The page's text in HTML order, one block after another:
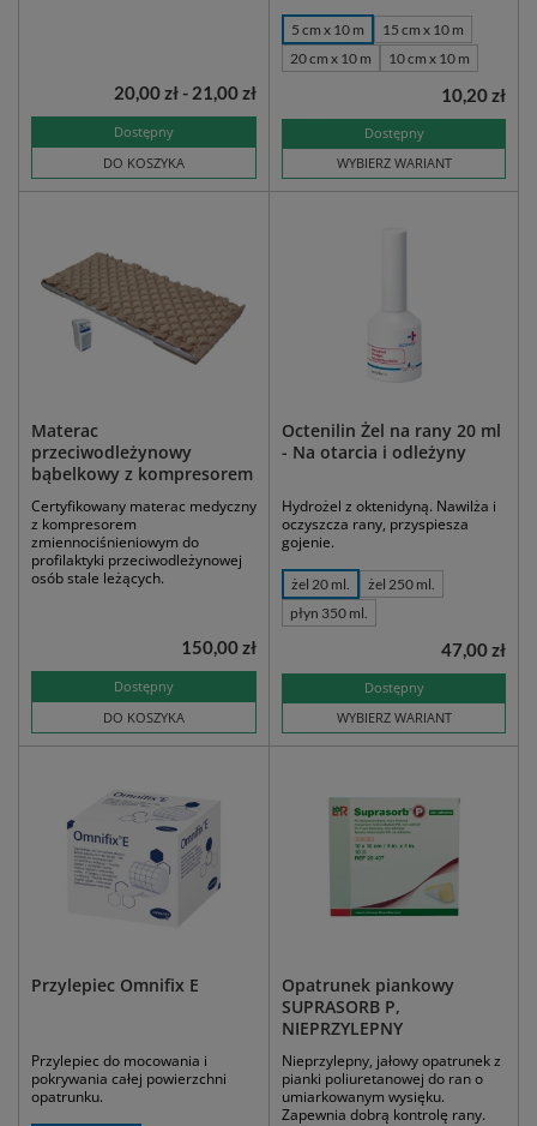
Dostępny
DO KOSZYKA
20,00 zł - 21,00 zł
5 cm x 10 m
15 cm x 10 m
20 cm x 10 m
10 cm x 10 m
Dostępny
WYBIERZ WARIANT
10,20 zł
Materac
przeciwodleżynowy
bąbelkowy z kompresorem
Certyfikowany materac medyczny
z kompresorem
zmiennociśnieniowym do
profilaktyki przeciwodleżynowej
osób stale leżących.
Dostępny
DO KOSZYKA
150,00 zł
Octenilin Żel na rany 20 ml
- Na otarcia i odleżyny
Hydrożel z oktenidyną. Nawilża i
oczyszcza rany, przyspiesza
gojenie.
żel 20 ml.
żel 250 ml.
płyn 350 ml.
Dostępny
WYBIERZ WARIANT
47,00 zł
Przylepiec Omnifix E
Przylepiec do mocowania i
pokrywania całej powierzchni
opatrunku.
Opatrunek piankowy
SUPRASORB P,
NIEPRZYLEPNY
Nieprzylepny, jałowy opatrunek z
pianki poliuretanowej do ran o
umiarkowanym wysięku.
Zapewnia dobrą kontrolę rany.